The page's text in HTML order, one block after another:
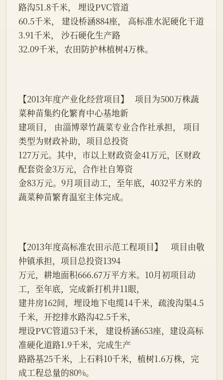
路沟51.8千米， 埋设PVC管道
60.5千米， 建设桥涵884座， 高标准水泥硬化干道
3.91千米， 沙石硬化生产路
32.09千米，农田防护林植树4万株。
【2013年度产业化经营项目】   项目为500万株蔬
菜种苗集约化繁育中心基地新
建项目， 由淄博翠竹蔬菜专业合作社承担， 项目
类型为财政补助，项目总投资
127万元。其中，市以上财政资金41万元，区财政
配套资金3万元，合作社自筹资
金83万元。9月项目动工，至年底，4032平方米的
蔬菜种苗繁育温室主体完成。
【2013年度高标准农田示范工程项目】    项目由敬
仲镇承担，项目总投资1394
万元，耕地面积666.67万平方米。10月初项目动
工，至年底，完成新打机井11眼，
建井房162间，埋设地下电缆14千米，疏浚沟渠4.5
千米，开挖排水路沟42.5千米，
埋设PVC管道53千米， 建设桥涵653座，建设高标
准硬化道路1.9千米，完成生产
路路基25千米，上石料10千米，植树1.6万株，完
成工程总量的80%。